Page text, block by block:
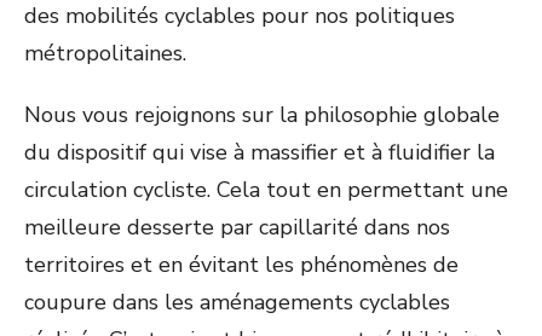
des mobilités cyclables pour nos politiques
métropolitaines.
Nous vous rejoignons sur la philosophie globale
du dispositif qui vise à massifier et à fluidifier la
circulation cycliste. Cela tout en permettant une
meilleure desserte par capillarité dans nos
territoires et en évitant les phénomènes de
coupure dans les aménagements cyclables